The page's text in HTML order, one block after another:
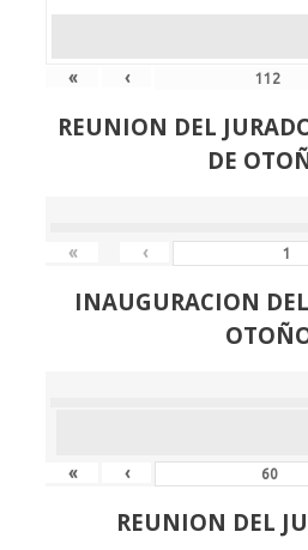
« ‹
REUNION DEL
DE
« ‹
INAUGURACION
« ‹
REUNION DEL